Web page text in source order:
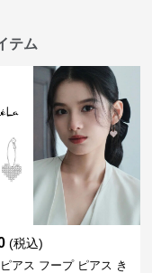
テム
(税込)
アス フープ ピアス き